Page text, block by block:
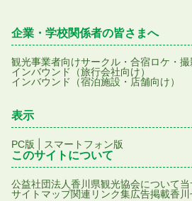
企業・学校関係者の皆さまへ
観光事業者向けサークル・合宿ロケ・撮
インバウンド（旅行会社向け）
インバウンド（宿泊施設・店舗向け）
表示
PC版 スマートフォン版
このサイトについて
公益社団法人香川県観光協会について
サイトマップ関連リンク集広告掲載香川